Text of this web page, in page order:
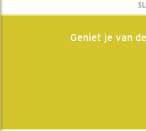
Geniet je van